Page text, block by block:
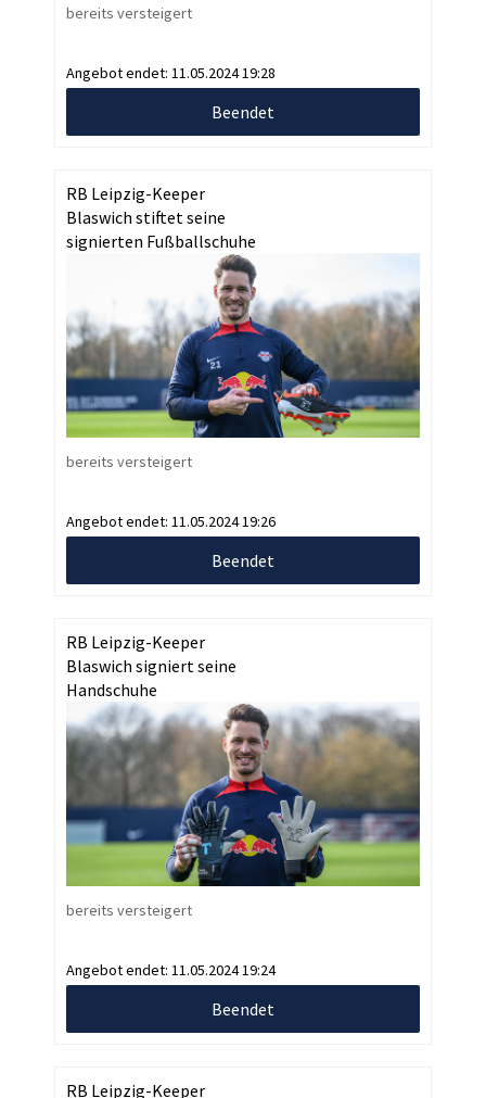
bereits versteigert
Angebot endet: 11.05.2024 19:28
Beendet
RB Leipzig-Keeper
Blaswich stiftet seine
signierten Fußballschuhe
bereits versteigert
Angebot endet: 11.05.2024 19:26
Beendet
RB Leipzig-Keeper
Blaswich signiert seine
Handschuhe
bereits versteigert
Angebot endet: 11.05.2024 19:24
Beendet
RB Leipzig-Keeper